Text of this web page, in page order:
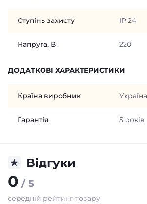
Ступінь захисту IP 24
Напруга, В 220
ДОДАТКОВІ ХАРАКТЕРИСТИКИ
Країна виробник Україна
Гарантія 5 років
Відгуки
0 / 5
середній рейтинг товару